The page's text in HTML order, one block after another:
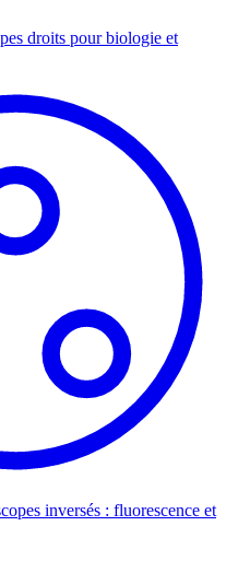
droits pour biologie et
inversés : fluorescence et